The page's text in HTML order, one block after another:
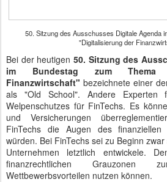
50. Sitzung des Ausschusses Digitale Agenda
"Digitalisierung der
Bei der heutigen 50. Sitzung des
im Bundestag zum Thema
Finanzwirtschaft" bezeichnete einer
als "Old School". Andere Experten
Welpenschutzes für FinTechs. Es
und Versicherungen
FinTechs die Augen des finanziellen
würden. Bei FinTechs sei zu Beginn
Unternehmen letztlich entwickele.
finanzrechtlichen Grauzonen
Wettbewerbsvorteilen nutzen können.